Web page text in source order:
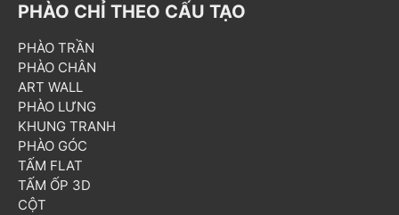
PHÀO CHỈ THEO CẤU TẠO
PHÀO TRẦN
PHÀO CHÂN
ART WALL
PHÀO LƯNG
KHUNG TRANH
PHÀO GÓC
TẤM FLAT
TẤM ỐP 3D
CỘT